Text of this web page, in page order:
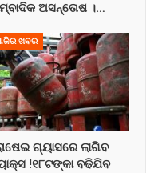
ଅସନ୍ତୋଷ ।…
ଖବର
ଗ୍ୟାସରେ ଲାଗିବ
!୧୮ଟଙ୍କା ବଢିଯିବ